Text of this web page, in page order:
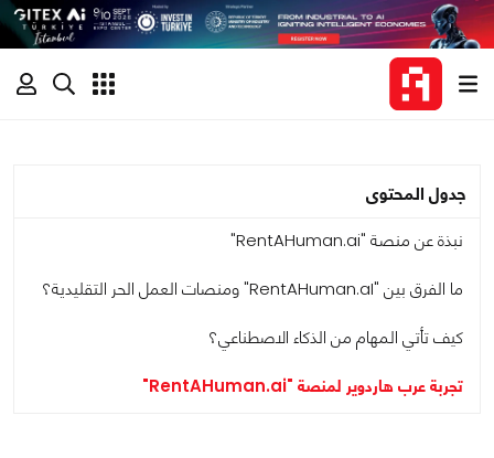
جدول المحتوى
نبذة عن منصة "RentAHuman.ai"
ما الفرق بين "RentAHuman.aI" ومنصات العمل الحر التقليدية؟
كيف تأتي المهام من الذكاء الاصطناعي؟
تجربة عرب هاردوير لمنصة "RentAHuman.ai"